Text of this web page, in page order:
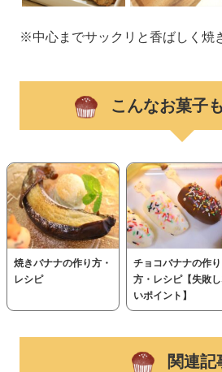
※中心までサックリと香ばしく焼
こんなお菓子
焼きバナナの作り方・
レシピ
チョコバナナの作り
方・レシピ【失敗
いポイント】
関連記